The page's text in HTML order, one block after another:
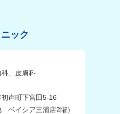
ック
、皮膚科
声町下宮田5-16
ベイシア三浦店2階）